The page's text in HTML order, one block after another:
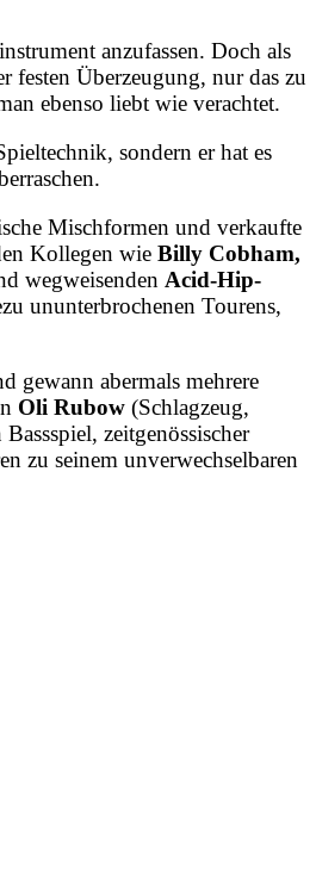
anzufassen. Doch als
festen Überzeugung, nur das zu
ebenso liebt wie verachtet.
sondern er hat es
Mischformen und verkaufte
Kollegen wie Billy Cobham,
wegweisenden Acid-Hip-
ununterbrochenen Tourens,
gewann abermals mehrere
Oli Rubow (Schlagzeug,
zeitgenössischer
zu seinem unverwechselbaren